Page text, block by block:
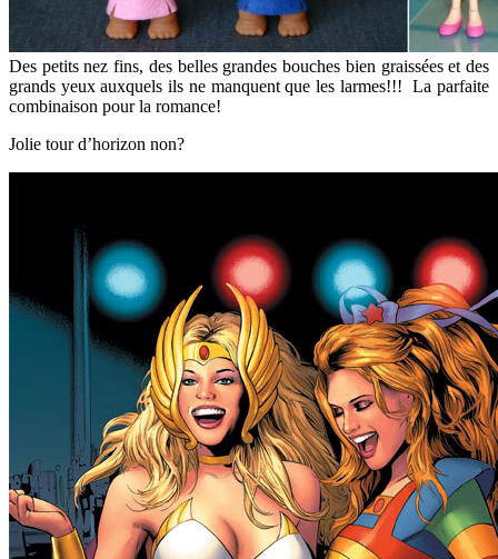
Des petits nez fins, des belles grandes bouches bien graissées et des
grands yeux auxquels ils ne manquent que les larmes!!! La parfaite
combinaison pour la romance!
Jolie tour d’horizon non?